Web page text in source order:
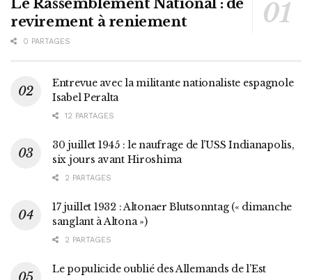
Le Rassemblement National : de
revirement à reniement
0 PARTAGES
Entrevue avec la militante nationaliste espagnole
Isabel Peralta
12 PARTAGES
30 juillet 1945 : le naufrage de l’USS Indianapolis,
six jours avant Hiroshima
2 PARTAGES
17 juillet 1932 : Altonaer Blutsonntag (« dimanche
sanglant à Altona »)
2 PARTAGES
Le populicide oublié des Allemands de l’Est